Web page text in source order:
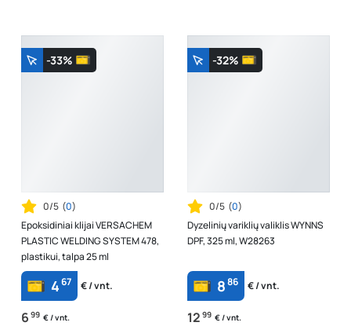
-33%
0/5 (0)
Epoksidiniai klijai VERSACHEM
PLASTIC WELDING SYSTEM 478,
plastikui, talpa 25 ml
467 € / vnt.
6 99 € / vnt.
-32%
0/5 (0)
Dyzelinių variklių valiklis WYNNS
DPF, 325 ml, W28263
886 € / vnt.
12 99 € / vnt.